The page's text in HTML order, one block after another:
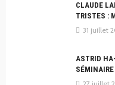
CLAUDE
TRISTES :
31 juillet
ASTRID
SÉMINAIRE